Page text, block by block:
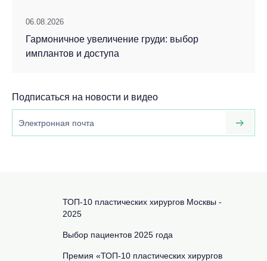
06.08.2026
Гармоничное увеличение груди: выбор
имплантов и доступа
Подписаться на новости и видео
ТОП-10 пластических хирургов Москвы -
2025
Выбор пациентов 2025 года
Премия «ТОП-10 пластических хирургов